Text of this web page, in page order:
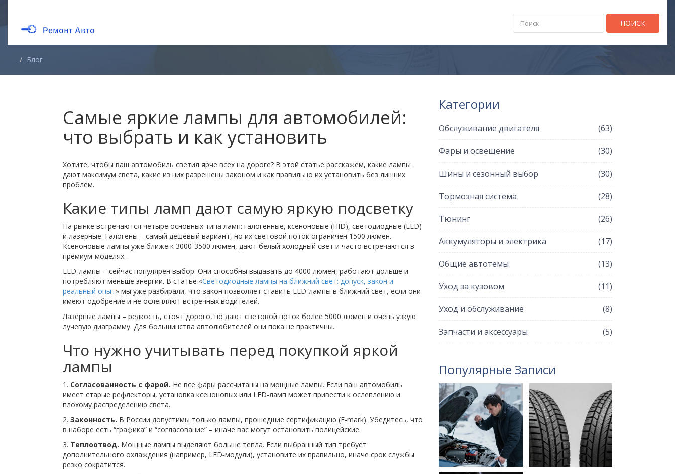
ПОИСК
Блог
Самые яркие лампы для автомобилей:
что выбрать и как установить
Хотите, чтобы ваш автомобиль светил ярче всех на дороге? В этой статье расскажем, какие лампы
дают максимум света, какие из них разрешены законом и как правильно их установить без лишних
проблем.
Какие типы ламп дают самую яркую подсветку
На рынке встречаются четыре основных типа ламп: галогенные, ксеноновые (HID), светодиодные (LED)
и лазерные. Галогены – самый дешевый вариант, но их световой поток ограничен 1500 люмен.
Ксеноновые лампы уже ближе к 3000‑3500 люмен, дают белый холодный свет и часто встречаются в
премиум‑моделях.
LED‑лампы – сейчас популярен выбор. Они способны выдавать до 4000 люмен, работают дольше и
потребляют меньше энергии. В статье «Светодиодные лампы на ближний свет: допуск, закон и
реальный опыт» мы уже разбирали, что закон позволяет ставить LED‑лампы в ближний свет, если они
имеют одобрение и не ослепляют встречных водителей.
Лазерные лампы – редкость, стоят дорого, но дают световой поток более 5000 люмен и очень узкую
лучевую диаграмму. Для большинства автолюбителей они пока не практичны.
Что нужно учитывать перед покупкой яркой
лампы
1. Согласованность с фарой. Не все фары рассчитаны на мощные лампы. Если ваш автомобиль
имеет старые рефлекторы, установка ксеноновых или LED‑ламп может привести к ослеплению и
плохому распределению света.
2. Законность. В России допустимы только лампы, прошедшие сертификацию (E‑mark). Убедитесь, что
в наборе есть “графика” и “согласование” – иначе вас могут остановить полицейские.
3. Теплоотвод. Мощные лампы выделяют больше тепла. Если выбранный тип требует
дополнительного охлаждения (например, LED‑модули), установите их правильно, иначе срок службы
резко сократится.
Категории
Обслуживание двигателя (63)
Фары и освещение (30)
Шины и сезонный выбор (30)
Тормозная система (28)
Тюнинг (26)
Аккумуляторы и электрика (17)
Общие автотемы (13)
Уход за кузовом (11)
Уход и обслуживание (8)
Запчасти и аксессуары (5)
Популярные Записи